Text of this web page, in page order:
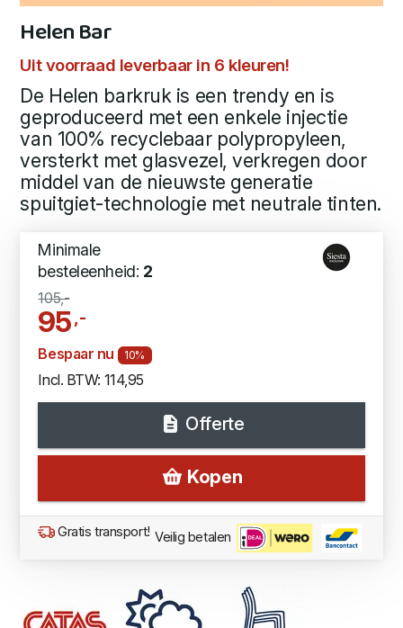
Helen Bar
Uit voorraad leverbaar in 6 kleuren!
De Helen barkruk is een trendy en is
geproduceerd met een enkele injectie
van 100% recyclebaar polypropyleen,
versterkt met glasvezel, verkregen door
middel van de nieuwste generatie
spuitgiet-technologie met neutrale tinten.
Minimale
besteleenheid: 2
105,-
95,-
Bespaar nu 10%
Incl. BTW: 114,95
Offerte
Kopen
Gratis transport! Veilig betalen